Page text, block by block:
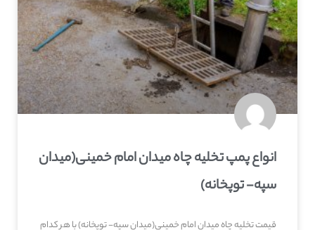
انواع پمپ تخلیه چاه میدان امام خمینی(میدان
سپه- توپخانه)
قیمت تخلیه چاه میدان امام خمینی(میدان سپه- توپخانه) با هر کدام